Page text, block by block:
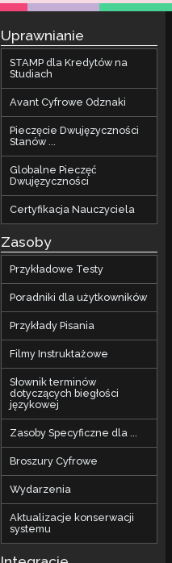
Uprawnianie
STAMP dla Kredytów na
Studiach
Avant Cyfrowe Odznaki
Pieczęcie Dwujęzyczności
Stanów ...
Globalne Pieczęć
Dwujęzyczności
Certyfikacja Nauczyciela
Zasoby
Przykładowe Testy
Poradniki dla użytkowników
Przykłady Pisania
Filmy Instruktażowe
Słownik terminów
dotyczących biegłości
językowej
Zasoby Specyficzne dla ...
Broszury Cyfrowe
Wydarzenia
Aktualizacje konserwacji
systemu